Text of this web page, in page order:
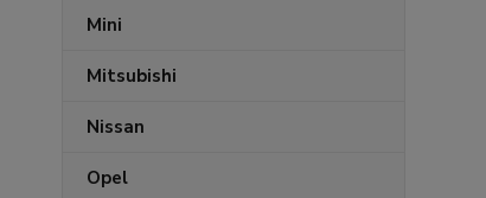
Mini
Mitsubishi
Nissan
Opel